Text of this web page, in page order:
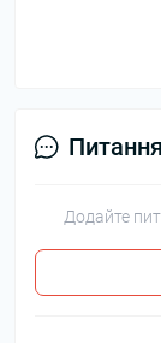
Питання
Додайте